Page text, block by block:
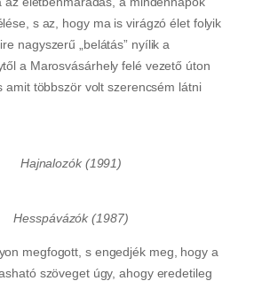
s az, hogy ma is virágzó élet folyik
nagyszerű „belátás” nyílik a
a Marosvásárhely felé vezető úton
amit többször volt szerencsém látni
Hajnalozók (1991)
Hesspávázók (1987)
megfogott, s engedjék meg, hogy a
szöveget úgy, ahogy eredetileg